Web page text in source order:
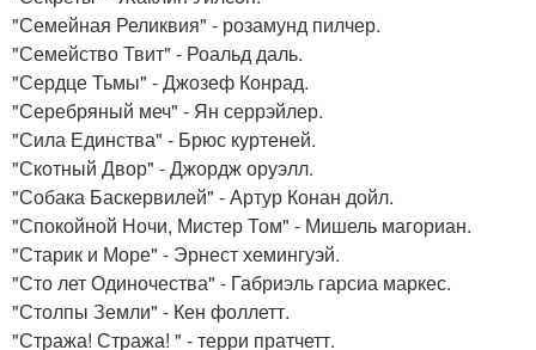
"Семейная Реликвия" - розамунд пилчер.
"Семейство Твит" - Роальд даль.
"Сердце Тьмы" - Джозеф Конрад.
"Серебряный меч" - Ян серрэйлер.
"Сила Единства" - Брюс куртеней.
"Скотный Двор" - Джордж оруэлл.
"Собака Баскервилей" - Артур Конан дойл.
"Спокойной Ночи, Мистер Том" - Мишель магориан.
"Старик и Море" - Эрнест хемингуэй.
"Сто лет Одиночества" - Габриэль гарсиа маркес.
"Столпы Земли" - Кен фоллетт.
"Стража! Стража! " - терри пратчетт.